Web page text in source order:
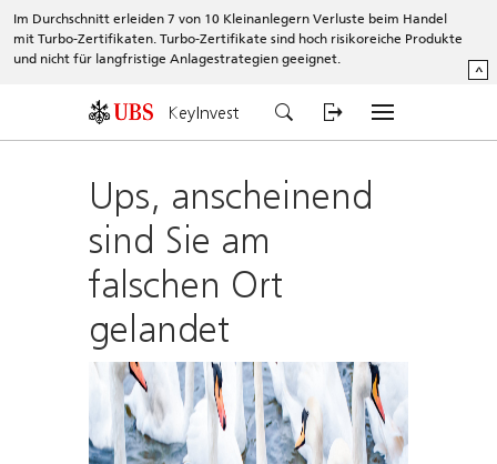
Im Durchschnitt erleiden 7 von 10 Kleinanlegern Verluste beim Handel
mit Turbo-Zertifikaten. Turbo-Zertifikate sind hoch risikoreiche Produkte
und nicht für langfristige Anlagestrategien geeignet.
^
KeyInvest
Ups, anscheinend
sind Sie am
falschen Ort
gelandet